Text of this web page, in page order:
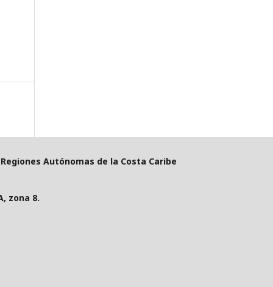
Autónomas de la Costa Caribe
zona 8.